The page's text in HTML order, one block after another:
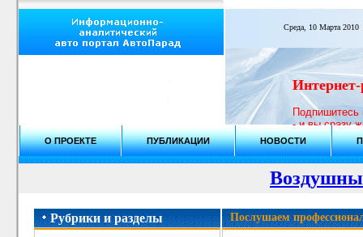
Среда, 10 Марта 2010
- и вы сразу
регулярно
выигрывайте!
О ПРОЕКТЕ ПУБЛИКАЦИИ НОВОСТИ
Рубрики и разделы Послушаем